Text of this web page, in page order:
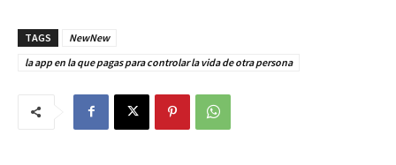
TAGS
NewNew
la app en la que pagas para controlar la vida de otra persona